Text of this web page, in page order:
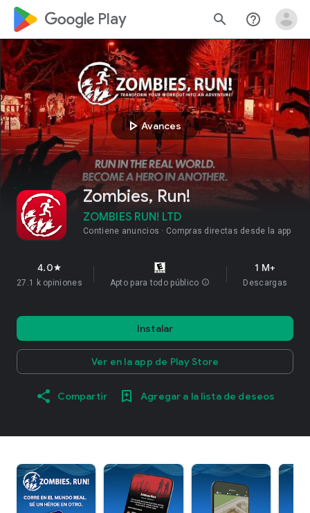
google_logo Play search help_outline
play_arrowAvances
Zombies, Run!
ZOMBIES RUN! LTD
Contiene anuncios Compras directas desde la app
4.0star
27.1 k opiniones Apto para todo público info
1 M+
Descargas
Instalar
Ver en la app de Play Store
Compartir Agregar a la lista de deseos